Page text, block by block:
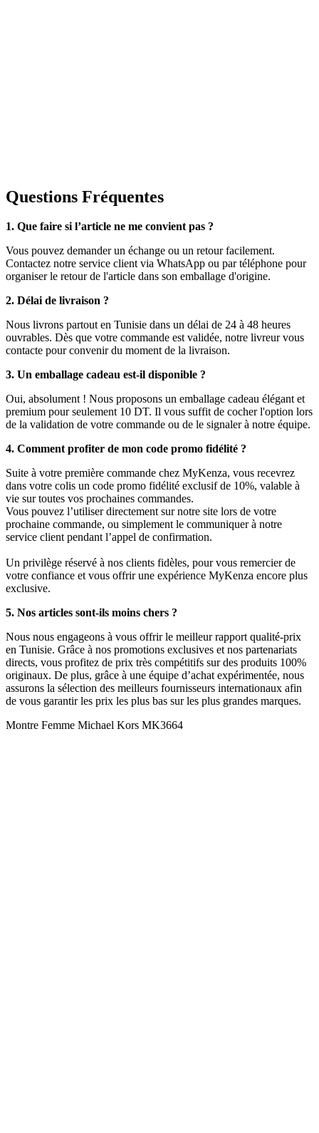
Questions Fréquentes
1. Que faire si l’article ne me convient pas ?
Vous pouvez demander un échange ou un retour facilement.
Contactez notre service client via WhatsApp ou par téléphone pour
organiser le retour de l'article dans son emballage d'origine.
2. Délai de livraison ?
Nous livrons partout en Tunisie dans un délai de 24 à 48 heures
ouvrables. Dès que votre commande est validée, notre livreur vous
contacte pour convenir du moment de la livraison.
3. Un emballage cadeau est-il disponible ?
Oui, absolument ! Nous proposons un emballage cadeau élégant et
premium pour seulement 10 DT. Il vous suffit de cocher l'option lors
de la validation de votre commande ou de le signaler à notre équipe.
4. Comment profiter de mon code promo fidélité ?
Suite à votre première commande chez MyKenza, vous recevrez
dans votre colis un code promo fidélité exclusif de 10%, valable à
vie sur toutes vos prochaines commandes.
Vous pouvez l’utiliser directement sur notre site lors de votre
prochaine commande, ou simplement le communiquer à notre
service client pendant l’appel de confirmation.
Un privilège réservé à nos clients fidèles, pour vous remercier de
votre confiance et vous offrir une expérience MyKenza encore plus
exclusive.
5. Nos articles sont-ils moins chers ?
Nous nous engageons à vous offrir le meilleur rapport qualité-prix
en Tunisie. Grâce à nos promotions exclusives et nos partenariats
directs, vous profitez de prix très compétitifs sur des produits 100%
originaux. De plus, grâce à une équipe d’achat expérimentée, nous
assurons la sélection des meilleurs fournisseurs internationaux afin
de vous garantir les prix les plus bas sur les plus grandes marques.
Montre Femme Michael Kors MK3664